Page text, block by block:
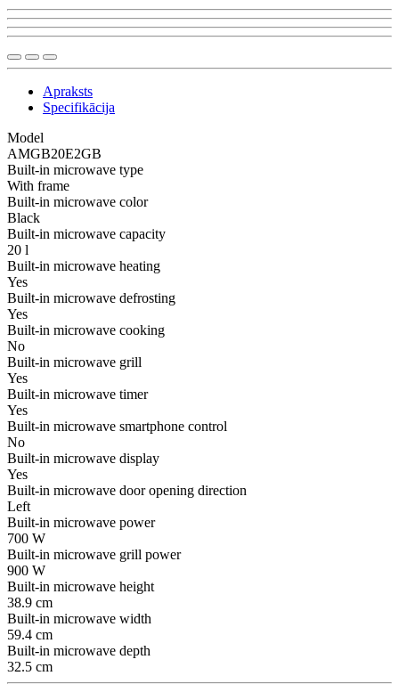
Apraksts
Specifikācija
Model
AMGB20E2GB
Built-in microwave type
With frame
Built-in microwave color
Black
Built-in microwave capacity
20 l
Built-in microwave heating
Yes
Built-in microwave defrosting
Yes
Built-in microwave cooking
No
Built-in microwave grill
Yes
Built-in microwave timer
Yes
Built-in microwave smartphone control
No
Built-in microwave display
Yes
Built-in microwave door opening direction
Left
Built-in microwave power
700 W
Built-in microwave grill power
900 W
Built-in microwave height
38.9 cm
Built-in microwave width
59.4 cm
Built-in microwave depth
32.5 cm